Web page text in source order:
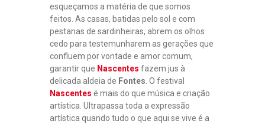
esqueçamos a matéria de que somos
feitos. As casas, batidas pelo sol e com
pestanas de sardinheiras, abrem os olhos
cedo para testemunharem as gerações que
confluem por vontade e amor comum,
garantir que Nascentes fazem jus à
delicada aldeia de Fontes. O festival
Nascentes é mais do que música e criação
artística. Ultrapassa toda a expressão
artística quando tudo o que aqui se vive é a
E
N
T
R
E
V
I
S
T
A